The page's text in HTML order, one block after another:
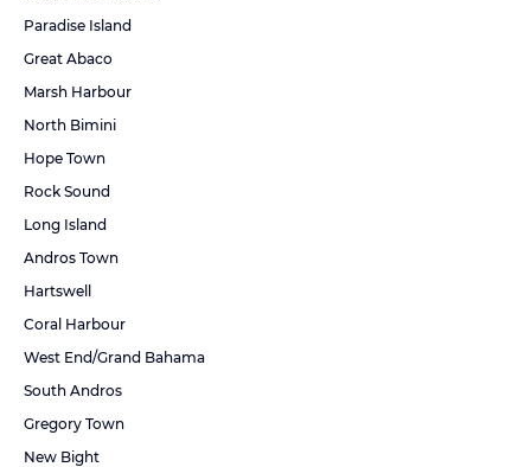
Paradise Island
Great Abaco
Marsh Harbour
North Bimini
Hope Town
Rock Sound
Long Island
Andros Town
Hartswell
Coral Harbour
West End/Grand Bahama
South Andros
Gregory Town
New Bight